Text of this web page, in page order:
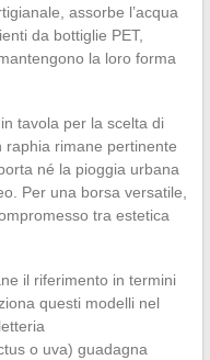
assorbe l’acqua
da bottiglie PET,
la loro forma
tavola per la scelta di
raphia rimane pertinente
né la pioggia urbana
Per una borsa versatile,
tra estetica
il riferimento in termini
questi modelli nel
o uva) guadagna